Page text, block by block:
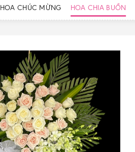
HOA CHÚC MỪNG HOA CHIA BUỒN